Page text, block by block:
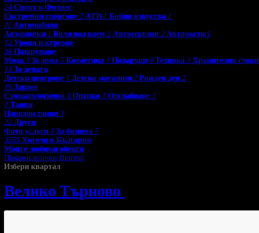
24 Спорт и Фитнес
Екстремни спортове 2 АТВ 1 Бойни изкуства 1
11 Автомобили
Автомивки 1 Коли под наем 1 Автосервизи 2 Авточасти 1
12 Уроци и курсове
38 Пазаруване
Мода 3 За дома 5 Козметика 1 Подаръци 4 Техника 3 Хранителни стоки
13 За децата
Детски центрове 1 Детски магазини 2 Рожден ден 2
19 Здраве
Стоматологични 1 Оптики 1 Отслабване 1
1 Танци
Народни танци 1
22 Други
Фото услуги 1 За бизнеса 7
3555 Хотели в България
Моите любими обекти
Покажи всички Център
Избери квартал
Велико Търново